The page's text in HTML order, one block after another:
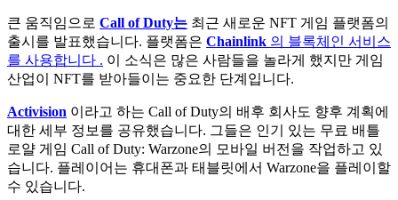
큰 움직임으로 Call of Duty는 최근 새로운 NFT 게임 플랫폼의
출시를 발표했습니다. 플랫폼은 Chainlink 의 블록체인 서비스
를 사용합니다 . 이 소식은 많은 사람들을 놀라게 했지만 게임
산업이 NFT를 받아들이는 중요한 단계입니다.
Activision 이라고 하는 Call of Duty의 배후 회사도 향후 계획에
대한 세부 정보를 공유했습니다. 그들은 인기 있는 무료 배틀
로얄 게임 Call of Duty: Warzone의 모바일 버전을 작업하고 있
습니다. 플레이어는 휴대폰과 태블릿에서 Warzone을 플레이할
수 있습니다.